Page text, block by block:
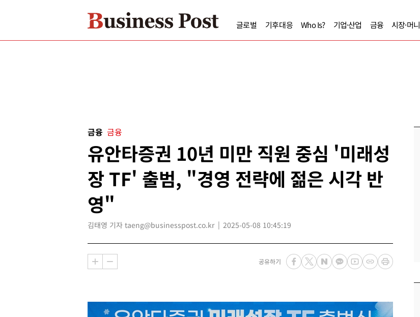
글로벌 기후대응 Who Is? 기업·산업 금융 시장·머니
금융 금융
유안타증권 10년 미만 직원 중심 '미래성
장 TF' 출범, "경영 전략에 젊은 시각 반
영"
김태영 기자 taeng@businesspost.co.kr 2025-05-08 10:45:19
공유하기